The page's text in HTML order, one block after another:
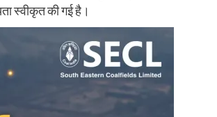
स्वीकृत की गई है।